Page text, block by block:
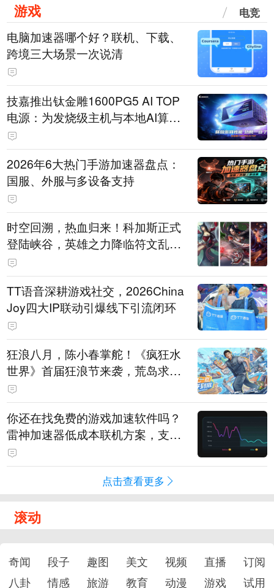
游戏 电竞
电脑加速器哪个好？联机、下载、
跨境三大场景一次说清
技嘉推出钛金雕1600PG5 AI TOP
电源：为发烧级主机与本地AI算力
打造旗舰供电方案
2026年6大热门手游加速器盘点：
国服、外服与多设备支持
时空回溯，热血归来！科加斯正式
登陆峡谷，英雄之力降临符文乱
斗！
TT语音深耕游戏社交，2026China
Joy四大IP联动引爆线下引流闭环
狂浪八月，陈小春掌舵！《疯狂水
世界》首届狂浪节来袭，荒岛求生
直播即将开启
你还在找免费的游戏加速软件吗？
雷神加速器低成本联机方案，支持
免费试用
点击查看更多
滚动
奇闻 段子 趣图 美文 视频 直播
订阅
八卦
情感 旅游 教育 动漫 游戏 试用